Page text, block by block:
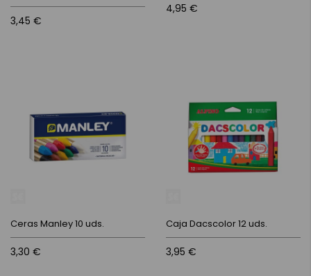
3,45 €
4,95 €
Ceras Manley 10 uds.
3,30 €
Caja Dacscolor 12 uds.
3,95 €